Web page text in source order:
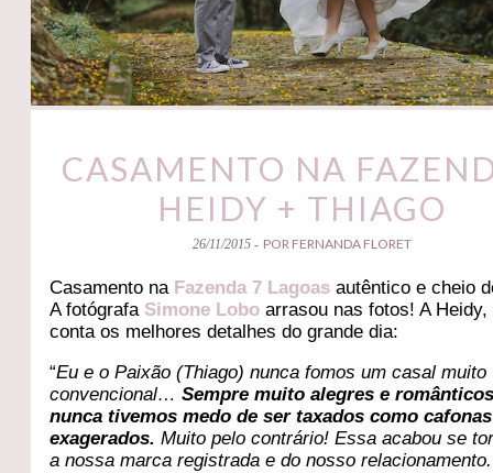
CASAMENTO NA
HEIDY + THIAGO
26/11/2015 - POR FERNANDA FLORET
Casamento na Fazenda 7 Lagoas autêntico e cheio
A fotógrafa Simone Lobo arrasou nas fotos! A Heidy,
conta os melhores detalhes do grande dia:
“Eu e o Paixão (Thiago) nunca fomos um casal muito
convencional…Sempre muito alegres e
nunca tivemos medo de ser taxados como
exagerados. Muito pelo contrário! Essa acabou se
a nossa marca registrada e do nosso relacionamento.